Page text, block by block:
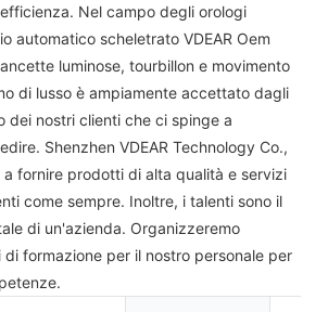
Nel campo degli orologi
automatico scheletrato VDEAR Oem
luminose, tourbillon e movimento
di lusso è ampiamente accettato dagli
dei nostri clienti che ci spinge a
Shenzhen VDEAR Technology Co.,
fornire prodotti di alta qualità e servizi
come sempre. Inoltre, i talenti sono il
di un'azienda. Organizzeremo
di formazione per il nostro personale per